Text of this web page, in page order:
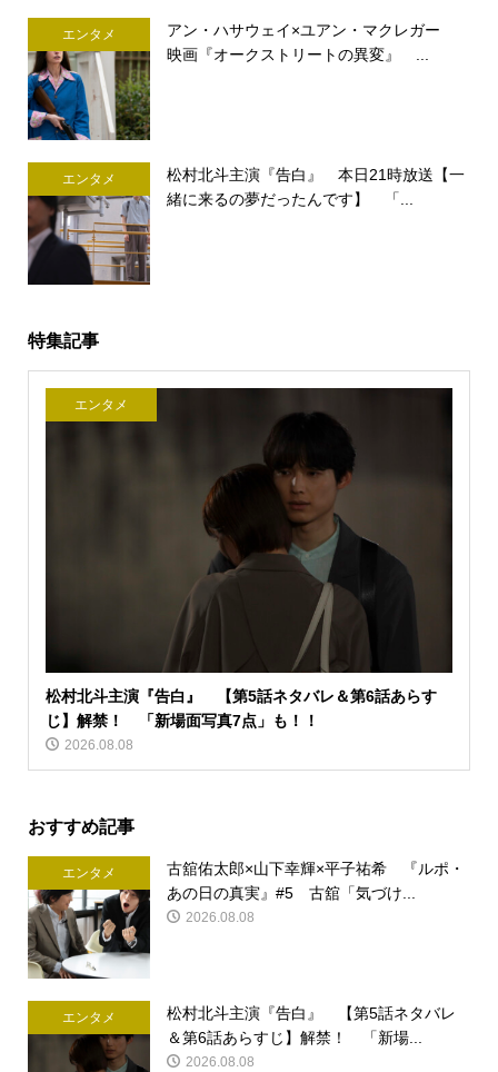
エンタメ
アン・ハサウェイ×ユアン・マクレガー
映画『オークストリートの異変』 ...
エンタメ
松村北斗主演『告白』 本日21時放送【一
緒に来るの夢だったんです】 「...
特集記事
エンタメ
松村北斗主演『告白』 【第5話ネタバレ＆第6話あらす
じ】解禁！ 「新場面写真7点」も！！
2026.08.08
おすすめ記事
エンタメ
古舘佑太郎×山下幸輝×平子祐希 『ルポ・
あの日の真実』#5 古舘「気づけ...
2026.08.08
エンタメ
松村北斗主演『告白』 【第5話ネタバレ
＆第6話あらすじ】解禁！ 「新場...
2026.08.08